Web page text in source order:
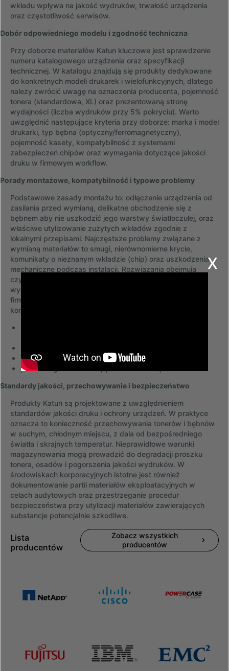
wkładu wpływa na jakość wydruków, trwałość urządzenia
oraz częstotliwość serwisów.
Dobór odpowiedniego modelu i zgodność techniczna
Przy doborze materiałów Katun kluczowe jest sprawdzenie
numeru katalogowego urządzenia oraz specyfikacji
technicznej. W katalogu znajdują się produkty dedykowane
do konkretnych modeli drukarek i wielofunkcyjnych, dlatego
należy zwrócić uwagę na oznaczenia producenta, pojemność
tonera (standardowa, XL) oraz prezentowaną stronę
wydajności (liczba wydruków przy 5% pokryciu). Warto
uwzględnić następujące kryteria przy doborze: marka i model
drukarki, typ bębna (optyczny/ferromagnetyczny),
pojemność kasety, kompatybilność z systemami
zabezpieczeń chipów oraz wymagania dotyczące jakości
druku w firmowym workflow.
Porady montażowe, kompatybilność i typowe problemy
Podstawowe zasady montażu to: odłączenie urządzenia od
zasilania przed wymianą, delikatne obchodzenie się z
bębnem aby nie uszkodzić jego warstwy światłoczułej, oraz
właściwe utylizowanie zużytych wkładów zgodnie z
lokalnymi przepisami. Najczęstsze problemy związane z
wymianą materiałów to smugi, nierównomierne krycie,
komunikaty o nieznanym wkładzie (chip) oraz uszkodzenia
mechaniczne podczas instalacji. Rozwiązania obejmują
czyszczenie wnętrza urządzenia, resetowanie liczników
wydruków zgodnie z instrukcją producenta, aktualizacje
firmware oraz wybór wkładów o potwierdzonej
kompatybilności. Lista kontrolna podczas instalacji:
zwrócenie uwagi na chip i komunikaty serwisowe,
przestrzeganie instrukcji producenta urządzenia.
Standardy jakości, przechowywanie i bezpieczeństwo
Produkty Katun są projektowane z uwzględnieniem
standardów jakości druku i ochrony urządzeń. W praktyce
oznacza to konieczność przechowywania tonerów i bębnów
w suchym, chłodnym miejscu, z dala od bezpośredniego
światła i skrajnych temperatur. Nieprawidłowe warunki
magazynowania mogą prowadzić do degradacji proszku
tonera, osadów i pogorszenia jakości wydruków. W
środowiskach korporacyjnych istotne jest również
dokumentowanie partii materiałów eksploatacyjnych w
celach audytowych oraz przestrzeganie procedur
bezpieczeństwa przy utylizacji materiałów zawierających
substancje potencjalnie szkodliwe.
Lista
producentów
Zobacz wszystkich
producentów
x